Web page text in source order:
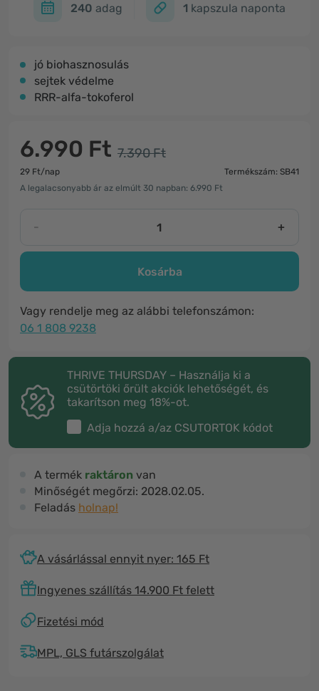
240 adag 1 kapszula naponta
jó biohasznosulás
sejtek védelme
RRR-alfa-tokoferol
6.990 Ft 7.390 Ft
29 Ft/nap
Termékszám: SB41
A legalacsonyabb ár az elmúlt 30 napban: 6.990 Ft
- +
Kosárba
Vagy rendelje meg az alábbi telefonszámon:
06 1 808 9238
THRIVE THURSDAY – Használja ki a
csütörtöki őrült akciók lehetőségét, és
takarítson meg 18%-ot.
Adja hozzá a/az CSUTORTOK kódot
A termék raktáron van
Minőségét megőrzi: 2028.02.05.
Feladás holnap!
A vásárlással ennyit nyer: 165 Ft
Ingyenes szállítás 14.900 Ft felett
Fizetési mód
MPL, GLS futárszolgálat